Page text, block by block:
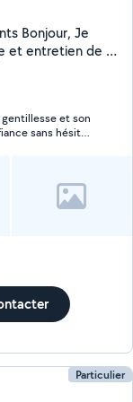
Je
selon vos
Au plaisir de
et son
hésiter
Particulier